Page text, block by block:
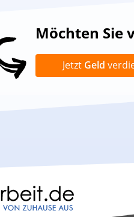
Möchten Sie
Jetzt Geld